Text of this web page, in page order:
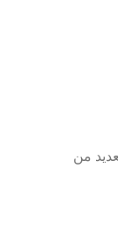
من